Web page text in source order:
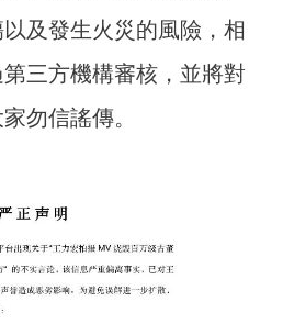
及發生火災的風險，相
三方機構審核，並將對
勿信謠傳。